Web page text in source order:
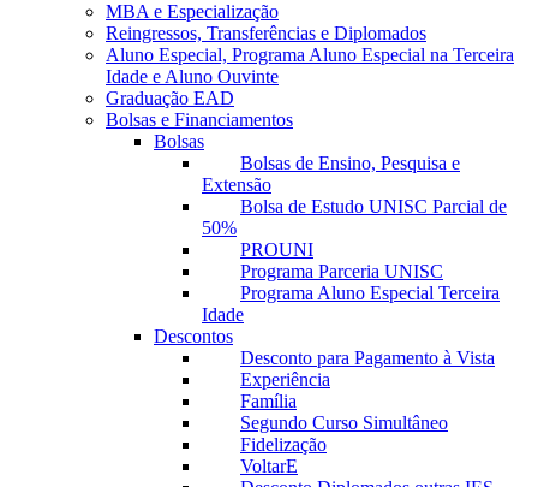
MBA e Especialização
Reingressos, Transferências e Diplomados
Aluno Especial, Programa Aluno Especial na Terceira
Idade e Aluno Ouvinte
Graduação EAD
Bolsas e Financiamentos
Bolsas
Bolsas de Ensino, Pesquisa e
Extensão
Bolsa de Estudo UNISC Parcial de
50%
PROUNI
Programa Parceria UNISC
Programa Aluno Especial Terceira
Idade
Descontos
Desconto para Pagamento à Vista
Experiência
Família
Segundo Curso Simultâneo
Fidelização
VoltarE